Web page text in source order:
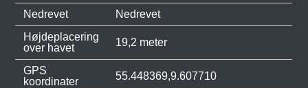
Nedrevet
Nedrevet
Højdeplacering
over havet
19,2 meter
GPS
koordinater
55.448369,9.607710